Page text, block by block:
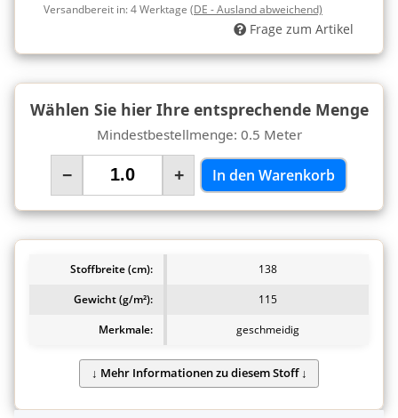
Versandbereit in:4 Werktage (DE - Ausland abweichend)
Frage zum Artikel
Wählen Sie hier Ihre entsprechende Menge
Mindestbestellmenge: 0.5 Meter
− + In den Warenkorb
Stoffbreite (cm):
138
Gewicht (g/m²):
115
Merkmale:
geschmeidig